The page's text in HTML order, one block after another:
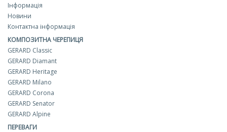
Інформація
Новини
Контактна інформація
КОМПОЗИТНА ЧЕРЕПИЦЯ
GERARD Classic
GERARD Diamant
GERARD Heritage
GERARD Milano
GERARD Corona
GERARD Senator
GERARD Alpine
ПЕРЕВАГИ